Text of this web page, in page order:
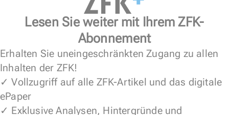
Lesen Sie weiter mit Ihrem ZFK-
Abonnement
Erhalten Sie uneingeschränkten Zugang zu allen
Inhalten der ZFK!
✓ Vollzugriff auf alle ZFK-Artikel und das digitale
ePaper
✓ Exklusive Analysen, Hintergründe und